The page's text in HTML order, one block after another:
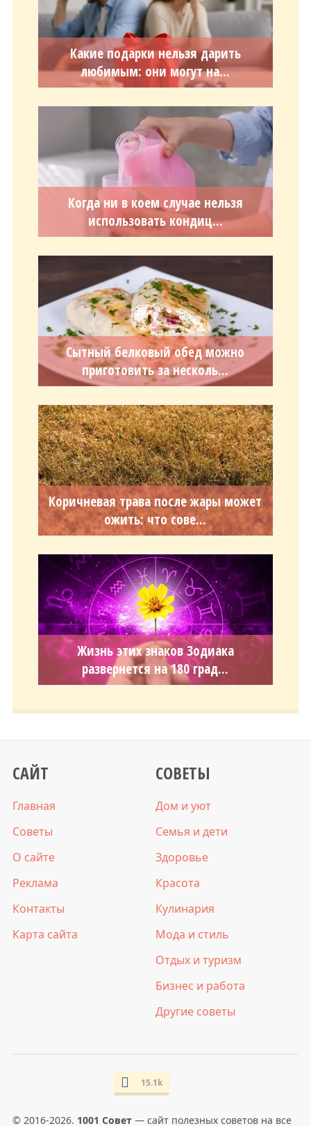
Какие подарки нельзя дарить
любимым: они могут на...
Когда ни в коем случае нельзя
использовать кондиц...
Сытный белковый обед можно
приготовить за несколь...
Коричневая трава после жары может
ожить: что сове...
Жизнь этих знаков Зодиака
развернется на 180 град...
САЙТ
Главная
Советы
О сайте
Реклама
Контакты
Карта сайта
СОВЕТЫ
Дом и уют
Семья и дети
Здоровье
Красота
Кулинария
Мода и стиль
Отдых и туризм
Бизнес и работа
Другие советы
15.1k
© 2016-2026. 1001 Совет— сайт полезных советов на все